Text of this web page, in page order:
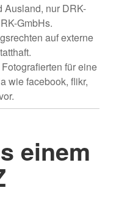
Ausland, nur DRK-
GmbHs.
auf externe
für eine
wie facebook, flikr,
einem